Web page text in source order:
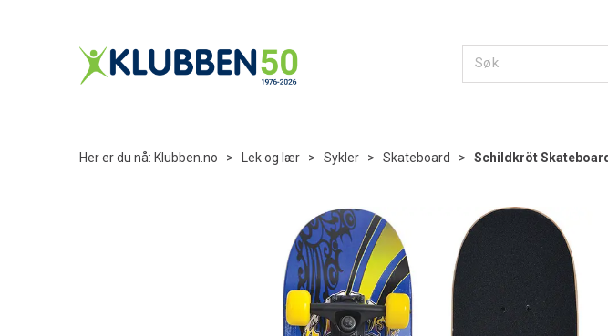
Her er du nå: Klubben.no > Lek og lær > Sykler > Skateboard > Schildkröt